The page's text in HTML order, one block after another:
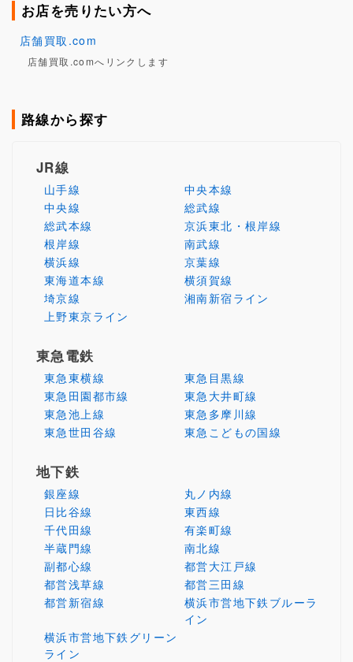
お店を売りたい方へ
店舗買取.com
店舗買取.comへリンクします
路線から探す
JR線
山手線
中央本線
中央線
総武線
総武本線
京浜東北・根岸線
根岸線
南武線
横浜線
京葉線
東海道本線
横須賀線
埼京線
湘南新宿ライン
上野東京ライン
東急電鉄
東急東横線
東急目黒線
東急田園都市線
東急大井町線
東急池上線
東急多摩川線
東急世田谷線
東急こどもの国線
地下鉄
銀座線
丸ノ内線
日比谷線
東西線
千代田線
有楽町線
半蔵門線
南北線
副都心線
都営大江戸線
都営浅草線
都営三田線
都営新宿線
横浜市営地下鉄ブルーラ
イン
横浜市営地下鉄グリーン
ライン